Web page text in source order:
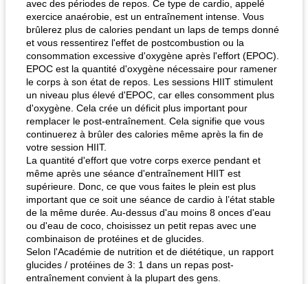
avec des périodes de repos. Ce type de cardio, appelé
exercice anaérobie, est un entraînement intense. Vous
brûlerez plus de calories pendant un laps de temps donné
et vous ressentirez l'effet de postcombustion ou la
consommation excessive d'oxygène après l'effort (EPOC).
EPOC est la quantité d'oxygène nécessaire pour ramener
le corps à son état de repos. Les sessions HIIT stimulent
un niveau plus élevé d'EPOC, car elles consomment plus
d'oxygène. Cela crée un déficit plus important pour
remplacer le post-entraînement. Cela signifie que vous
continuerez à brûler des calories même après la fin de
votre session HIIT.
La quantité d'effort que votre corps exerce pendant et
même après une séance d'entraînement HIIT est
supérieure. Donc, ce que vous faites le plein est plus
important que ce soit une séance de cardio à l’état stable
de la même durée. Au-dessus d'au moins 8 onces d'eau
ou d'eau de coco, choisissez un petit repas avec une
combinaison de protéines et de glucides.
Selon l'Académie de nutrition et de diététique, un rapport
glucides / protéines de 3: 1 dans un repas post-
entraînement convient à la plupart des gens.